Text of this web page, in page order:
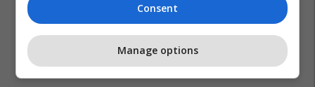
Consent
Manage options